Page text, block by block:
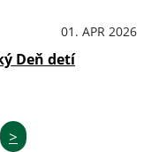
01. APR 2026
Deň detí
>